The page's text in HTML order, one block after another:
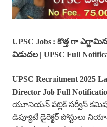
UPSC Jobs : కొత్త గా
విడుదల | UPSC Full
UPSC Recruitment 2025
Director Job Full
యూనియన్ పబ్లిక్ సర్వీస్
డిప్యూటీ డైరెక్టర్ పోస్టులు